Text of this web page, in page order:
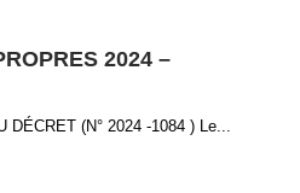
2024 –
(N° 2024 -1084 ) Le...